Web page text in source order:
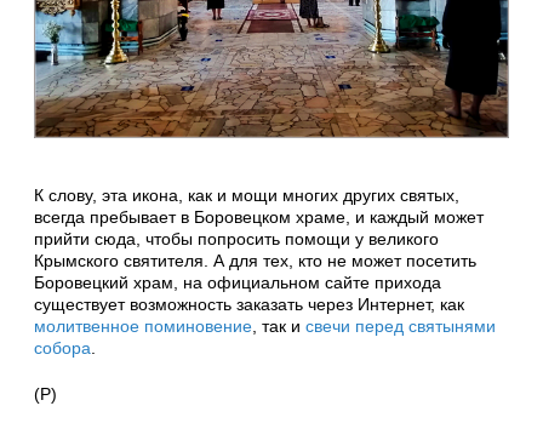
К слову, эта икона, как и мощи многих других святых,
всегда пребывает в Боровецком храме, и каждый может
прийти сюда, чтобы попросить помощи у великого
Крымского святителя. А для тех, кто не может посетить
Боровецкий храм, на официальном сайте прихода
существует возможность заказать через Интернет, как
молитвенное поминовение , так и свечи перед святынями
собора
(Р)